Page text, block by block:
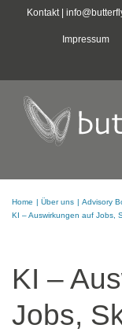
Kontakt |
Impressum
Home Über uns Advisory
KI – Auswirkungen auf Jobs,
KI –
Jobs,